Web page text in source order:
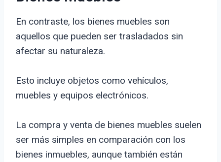
En contraste, los bienes muebles son
aquellos que pueden ser trasladados sin
afectar su naturaleza.
Esto incluye objetos como vehículos,
muebles y equipos electrónicos.
La compra y venta de bienes muebles suelen
ser más simples en comparación con los
bienes inmuebles, aunque también están